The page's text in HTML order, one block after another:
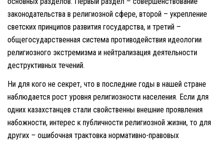
законодательства в религиозной сфере, второй – укрепление
светских принципов развития государства, и третий –
общегосударственная система противодействия идеологии
религиозного экстремизма и нейтрализация деятельности
деструктивных течений.
Ни для кого не секрет, что в последние годы в нашей стране
наблюдается рост уровня религиозности населения. Если для
одних казахстанцев стали свойственны внешние проявления
набожности, интерес к публичности религиозной жизни, то для
других – ошибочная трактовка нормативно-правовых